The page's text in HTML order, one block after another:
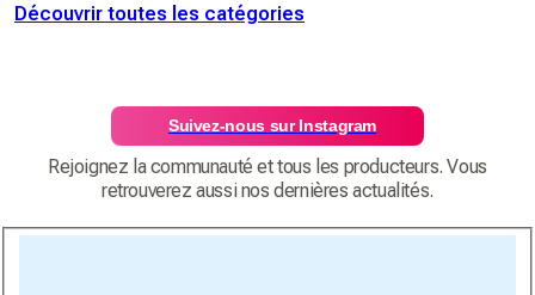
Découvrir toutes les catégories
Suivez-nous sur Instagram
Rejoignez la communauté et tous les producteurs. Vous
retrouverez aussi nos dernières actualités.